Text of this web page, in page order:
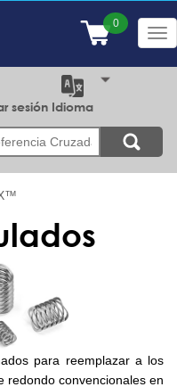
sesiónIdioma
para reemplazar a los
redondo convencionales en